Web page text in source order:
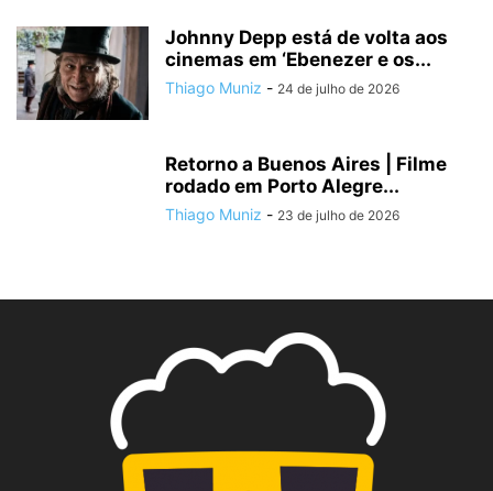
Johnny Depp está de volta aos
cinemas em ‘Ebenezer e os...
Thiago Muniz - 24 de julho de 2026
Retorno a Buenos Aires | Filme
rodado em Porto Alegre...
Thiago Muniz - 23 de julho de 2026